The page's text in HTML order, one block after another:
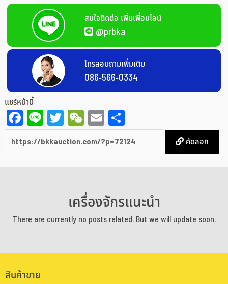
สนใจติดต่อ เพิ่มเพื่อนไลน์
@prbka
โทรสอบถามเพิ่มเติม
086-566-0334
แชร์หน้านี้
Facebook
LineTwitter
WeChat
EmailShare
คัดลอก
เครื่องจักรแนะนำ
There are currently no posts related. But we will update soon.
สินค้าขาย